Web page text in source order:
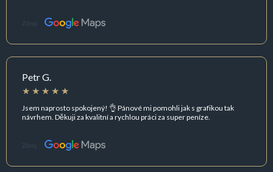
Zdroj:
Petr G.
Jsem naprosto spokojený! 👌 Pánové mi pomohli jak s grafikou tak
návrhem. Děkuji za kvalitní a rychlou práci za super peníze.
Zdroj: